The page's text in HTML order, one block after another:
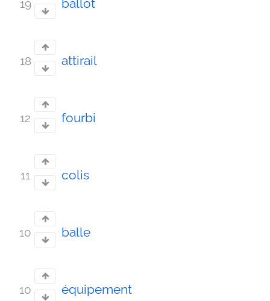
19 ballot
18 attirail
12 fourbi
11 colis
10 balle
10 équipement